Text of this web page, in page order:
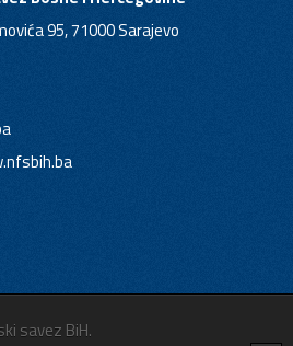
95, 71000 Sarajevo
savez BiH.